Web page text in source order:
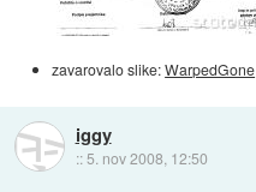
zavarovalo slike:WarpedGone
iggy
:: 5. nov 2008, 12:50